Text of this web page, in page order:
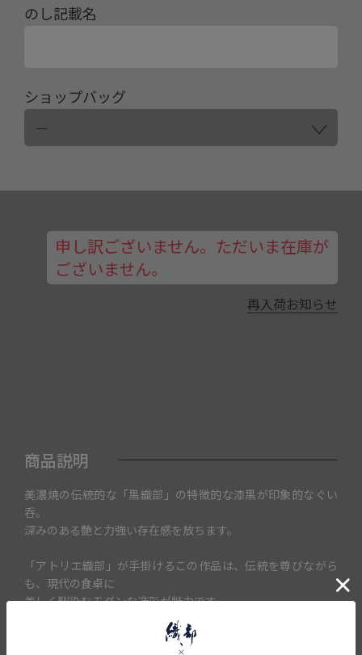
のし記載名
ショップバッグ
申し訳ございません。ただいま在庫が
ございません。
再入荷お知らせ
商品説明
美濃焼の伝統的な「黒織部」の特徴的な漆黒が印象的なぐい
呑。
深みのある艶と力強い存在感を放ちます。
「アトリエ織部」が手掛けるこの作品は、伝統を尊びながら
も、現代の食卓に
美しく馴染むモダンな造形が魅力です。
指先に馴染む繊細な曲線と、高台に残された土の野性味あふ